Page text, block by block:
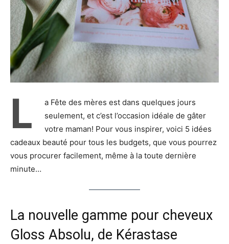
L
a Fête des mères est dans quelques jours
seulement, et c’est l’occasion idéale de gâter
votre maman! Pour vous inspirer, voici 5 idées
cadeaux beauté pour tous les budgets, que vous pourrez
vous procurer facilement, même à la toute dernière
minute…
La nouvelle gamme pour cheveux
Gloss Absolu, de Kérastase